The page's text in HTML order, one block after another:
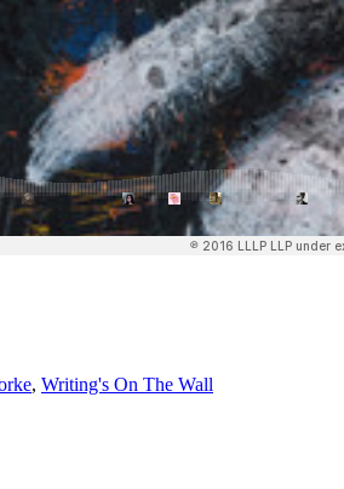
, Writing's On The Wall